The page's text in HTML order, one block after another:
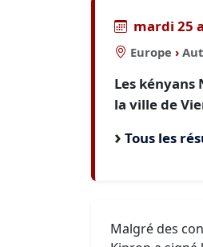
mardi 25
Europe ›
Les
la ville de
Tous les
Malgré des